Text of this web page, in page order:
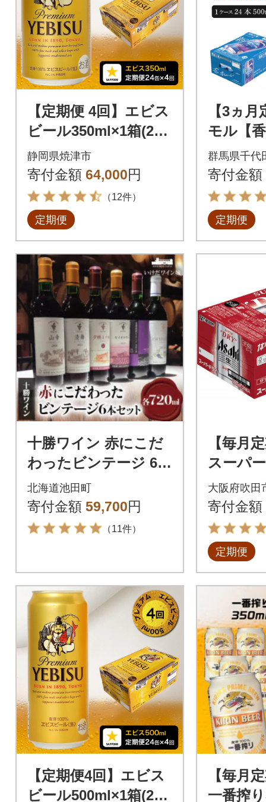
【定期便 4回】エビス
ビール350ml×1箱(24
缶)(T0109-1604)
静岡県焼津市
寄付金額 64,000円
（12件）
定期便
【3ヵ
モル【
00ml 24
17-009-
群馬県千代
寄付金額
定期便
十勝ワイン 赤にこだ
わったビンテージ 6本
セット
北海道池田町
寄付金額 59,700円
（11件）
【毎月
スーパ
まえ 全
大阪府吹田
寄付金額
定期便
【定期便4回】エビス
ビール500ml×1箱(24
【毎月
一番搾